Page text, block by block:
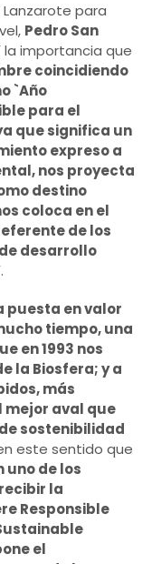
Lanzarote para
Pedro San
la importancia que
coincidiendo
`Año
para el
que significa un
expreso a
nos proyecta
destino
coloca en el
de los
desarrollo
.
puesta en valor
tiempo, una
en 1993 nos
la Biosfera; y a
más
mejor aval que
sostenibilidad
este sentido que
uno de los
la
Responsible
el